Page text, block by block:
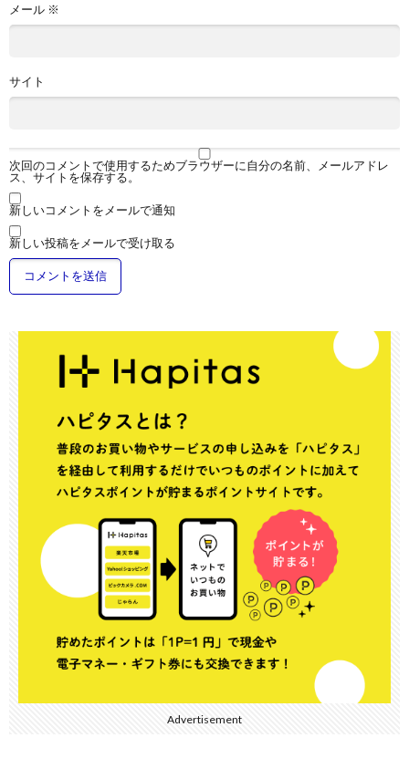
メール ※
サイト
次回のコメントで使用するためブラウザーに自分の名前、メールアドレ
ス、サイトを保存する。
新しいコメントをメールで通知
新しい投稿をメールで受け取る
Advertisement